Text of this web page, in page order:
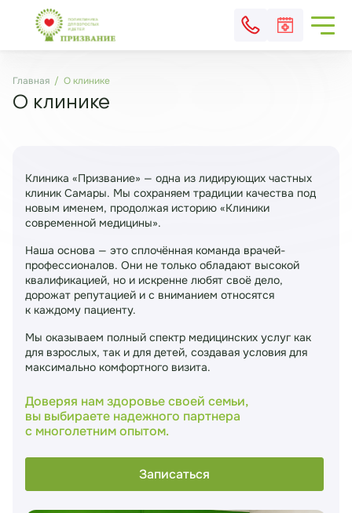
Главная О клинике
О клинике
Клиника «Призвание» — одна из лидирующих частных
клиник Самары. Мы сохраняем традиции качества под
новым именем, продолжая историю «Клиники
современной медицины».
Наша основа — это сплочённая команда врачей-
профессионалов. Они не только обладают высокой
квалификацией, но и искренне любят своё дело,
дорожат репутацией и с вниманием относятся
к каждому пациенту.
Мы оказываем полный спектр медицинских услуг как
для взрослых, так и для детей, создавая условия для
максимально комфортного визита.
Доверяя нам здоровье своей семьи,
вы выбираете надежного партнера
с многолетним опытом.
Записаться